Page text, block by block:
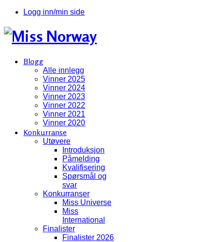
Logg inn/min side
Blogg
Alle innlegg
Vinner 2025
Vinner 2024
Vinner 2023
Vinner 2022
Vinner 2021
Vinner 2020
Konkurranse
Utøvere
Introduksjon
Påmelding
Kvalifisering
Spørsmål og
svar
Konkurranser
Miss Universe
Miss
International
Finalister
Finalister 2026